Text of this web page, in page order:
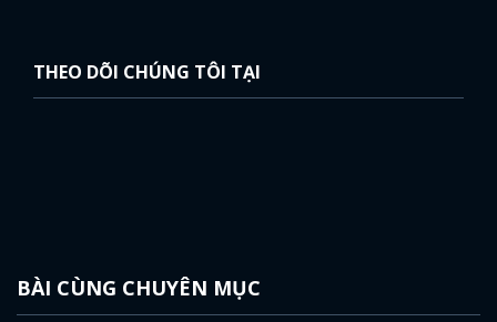
THEO DÕI CHÚNG TÔI TẠI
BÀI CÙNG CHUYÊN MỤC